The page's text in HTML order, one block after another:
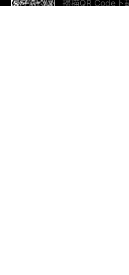
掃描QR Code下